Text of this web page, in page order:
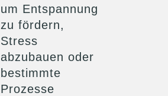
um Entspannung
zu fördern,
Stress
abzubauen oder
bestimmte
Prozesse